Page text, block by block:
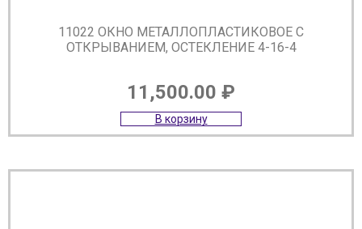
11022 ОКНО МЕТАЛЛОПЛАСТИКОВОЕ С
ОТКРЫВАНИЕМ, ОСТЕКЛЕНИЕ 4-16-4
11,500.00 ₽
В корзину